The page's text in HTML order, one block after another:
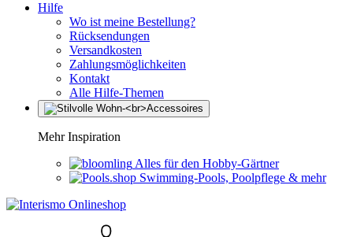
Hilfe
Wo ist meine Bestellung?
Rücksendungen
Versandkosten
Zahlungsmöglichkeiten
Kontakt
Alle Hilfe-Themen
Mehr Inspiration
Alles für den Hobby-Gärtner
Swimming-Pools, Poolpflege & mehr